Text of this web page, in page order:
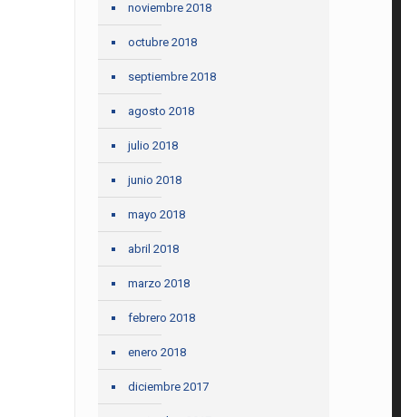
noviembre 2018
octubre 2018
septiembre 2018
agosto 2018
julio 2018
junio 2018
mayo 2018
abril 2018
marzo 2018
febrero 2018
enero 2018
diciembre 2017